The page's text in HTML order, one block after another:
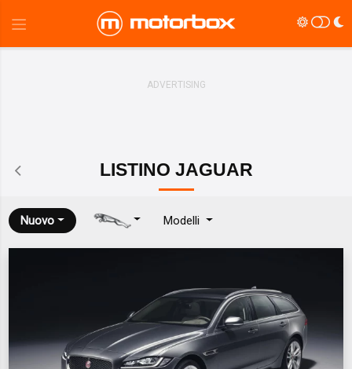
LISTINO JAGUAR
Nuovo Modelli